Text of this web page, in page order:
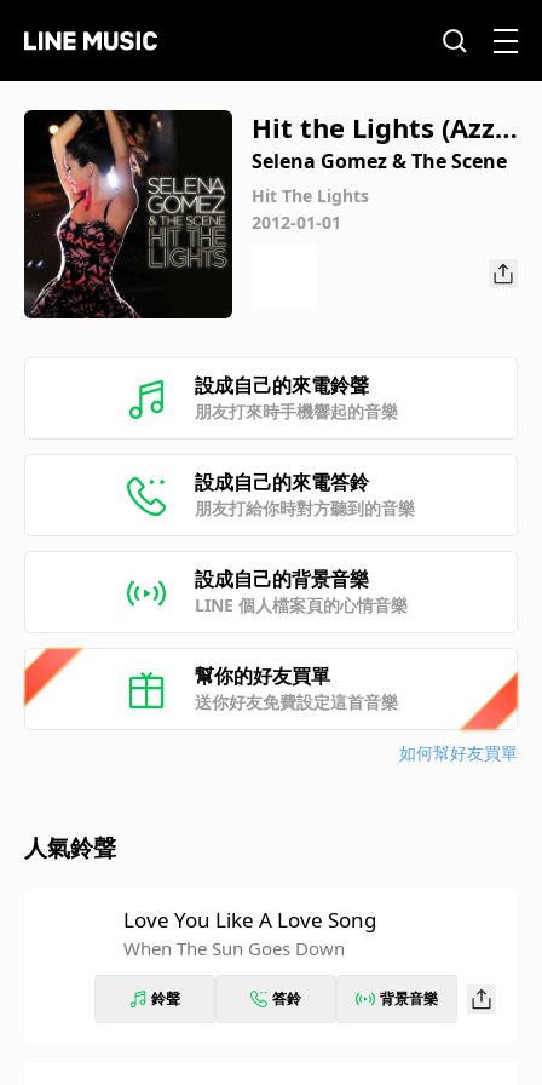
Hit the Lights (Azzi
do Da Bass Radio Ed
it)
Selena Gomez & The Scene
Hit The Lights
2012-01-01
設成自己的來電鈴聲
朋友打來時手機響起的音樂
設成自己的來電答鈴
朋友打給你時對方聽到的音樂
設成自己的背景音樂
LINE 個人檔案頁的心情音樂
幫你的好友買單
送你好友免費設定這首音樂
如何幫好友買單
人氣鈴聲
Love You Like A Love Song
When The Sun Goes Down
鈴聲 答鈴 背景音樂